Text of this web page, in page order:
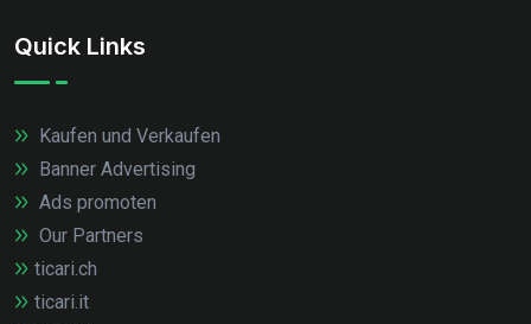
Quick Links
Kaufen und Verkaufen
Banner Advertising
Ads promoten
Our Partners
ticari.ch
ticari.it